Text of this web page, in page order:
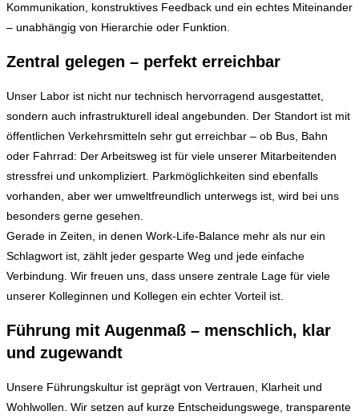
Kommunikation, konstruktives Feedback und ein echtes Miteinander
– unabhängig von Hierarchie oder Funktion.
Zentral gelegen – perfekt erreichbar
Unser Labor ist nicht nur technisch hervorragend ausgestattet,
sondern auch infrastrukturell ideal angebunden. Der Standort ist mit
öffentlichen Verkehrsmitteln sehr gut erreichbar – ob Bus, Bahn
oder Fahrrad: Der Arbeitsweg ist für viele unserer Mitarbeitenden
stressfrei und unkompliziert. Parkmöglichkeiten sind ebenfalls
vorhanden, aber wer umweltfreundlich unterwegs ist, wird bei uns
besonders gerne gesehen.
Gerade in Zeiten, in denen Work-Life-Balance mehr als nur ein
Schlagwort ist, zählt jeder gesparte Weg und jede einfache
Verbindung. Wir freuen uns, dass unsere zentrale Lage für viele
unserer Kolleginnen und Kollegen ein echter Vorteil ist.
Führung mit Augenmaß – menschlich, klar
und zugewandt
Unsere Führungskultur ist geprägt von Vertrauen, Klarheit und
Wohlwollen. Wir setzen auf kurze Entscheidungswege, transparente